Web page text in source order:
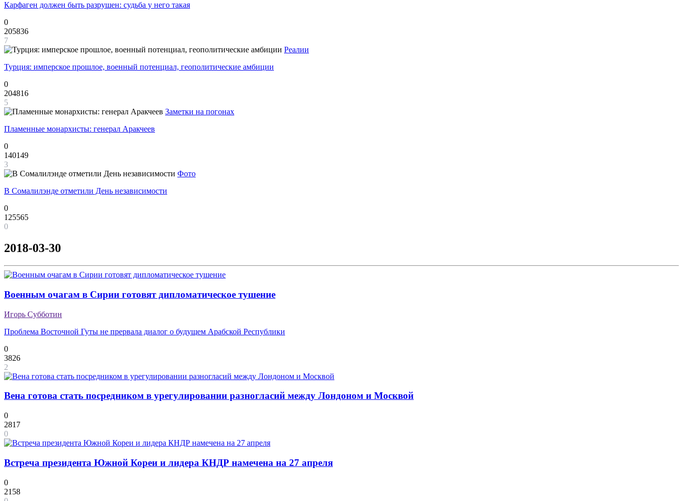
Карфаген должен быть разрушен: судьба у него такая
0
205836
7
Реалии
Турция: имперское прошлое, военный потенциал, геополитические амбиции
0
204816
5
Заметки на погонах
Пламенные монархисты: генерал Аракчеев
0
140149
3
Фото
В Сомалилэнде отметили День независимости
0
125565
0
2018-03-30
Военным очагам в Сирии готовят дипломатическое тушение
Игорь Субботин
Проблема Восточной Гуты не прервала диалог о будущем Арабской Республики
0
3826
2
Вена готова стать посредником в урегулировании разногласий между Лондоном и Москвой
0
2817
0
Встреча президента Южной Кореи и лидера КНДР намечена на 27 апреля
0
2158